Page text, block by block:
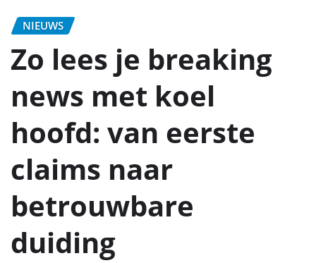
NIEUWS
Zo lees je breaking
news met koel
hoofd: van eerste
claims naar
betrouwbare
duiding